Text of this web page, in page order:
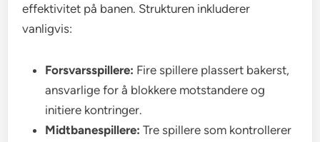
effektivitet på banen. Strukturen inkluderer
vanligvis:
Forsvarsspillere: Fire spillere plassert bakerst,
ansvarlige for å blokkere motstandere og
initiere kontringer.
Midtbanespillere: Tre spillere som kontrollerer